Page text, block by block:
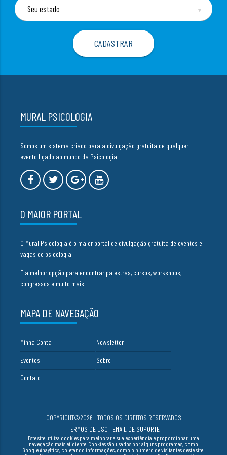
▼
MURAL PSICOLOGIA
Somos um sistema criado para a divulgação gratuita de qualquer
evento ligado ao mundo da Psicologia.
O MAIOR PORTAL
O Mural Psicologia é o maior portal de divulgação gratuita de eventos e
vagas de psicologia.
É a melhor opção para encontrar palestras, cursos, workshops,
congressos e muito mais!
MAPA DE NAVEGAÇÃO
Minha Conta Newsletter
Eventos Sobre
Contato
COPYRIGHT©2026 . TODOS OS DIREITOS RESERVADOS
TERMOS DE USO . EMAIL DE SUPORTE
Este site utiliza cookies para melhorar a sua experiência e proporcionar uma
navegação mais eficiente. Cookies são usados por alguns programas, como
Google Anayltics, coletando informações, como o número de visitantes deste site.